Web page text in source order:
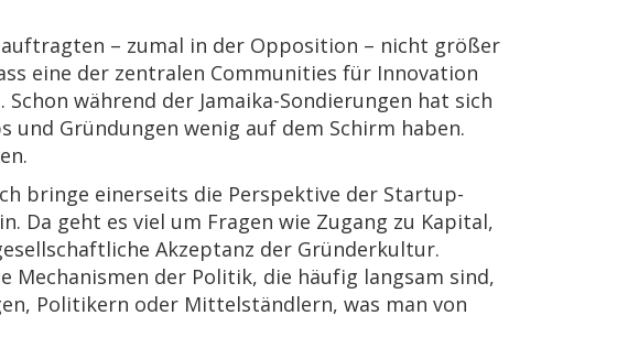
– zumal in der Opposition – nicht größer
eine der zentralen Communities für Innovation
während der Jamaika-Sondierungen hat sich
und Gründungen wenig auf dem Schirm haben.
bringe einerseits die Perspektive der Startup-
Da geht es viel um Fragen wie Zugang zu Kapital,
Akzeptanz der Gründerkultur.
der Politik, die häufig langsam sind,
Politikern oder Mittelständlern, was man von